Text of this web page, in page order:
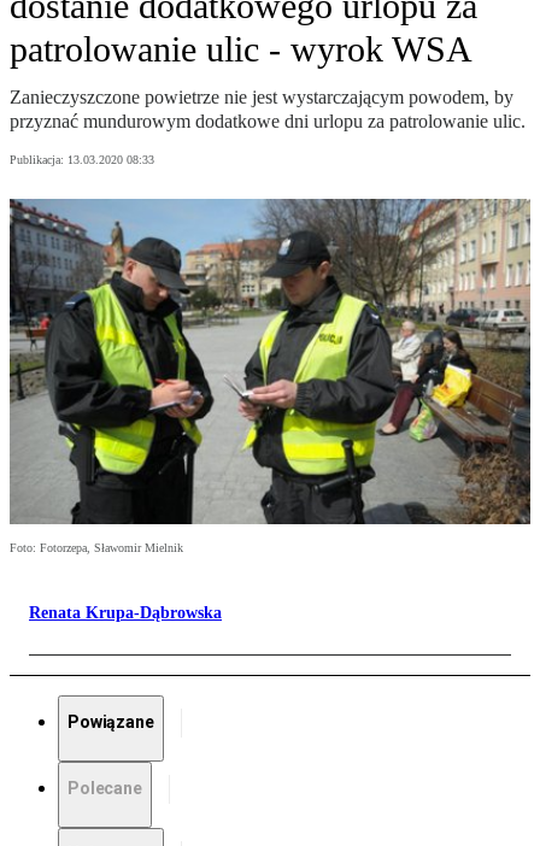
patrolowanie ulic - wyrok WSA
Zanieczyszczone powietrze nie jest wystarczającym powodem, by
przyznać mundurowym dodatkowe dni urlopu za patrolowanie ulic.
Publikacja: 13.03.2020 08:33
Foto: Fotorzepa, Sławomir Mielnik
Renata Krupa-Dąbrowska
Powiązane
Polecane